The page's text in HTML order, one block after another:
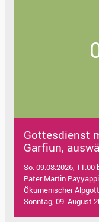
Gottesdienst
Garfiun,
So. 09.08.2026, 11.00
Pater Martin
Ökumenischer
Sonntag, 09. August